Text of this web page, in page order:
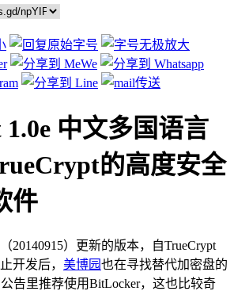
中文多国语言
的高度安全
件
20140915）更新的版本，自TrueCrypt
开发后， 美博园也在寻找替代加密盘的
告里推荐使用BitLocker，这也比较奇